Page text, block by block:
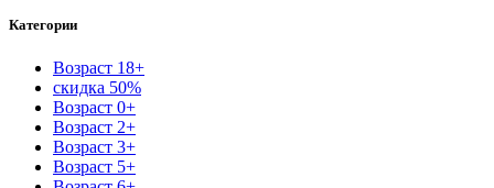
Категории
Возраст 18+
скидка 50%
Возраст 0+
Возраст 2+
Возраст 3+
Возраст 5+